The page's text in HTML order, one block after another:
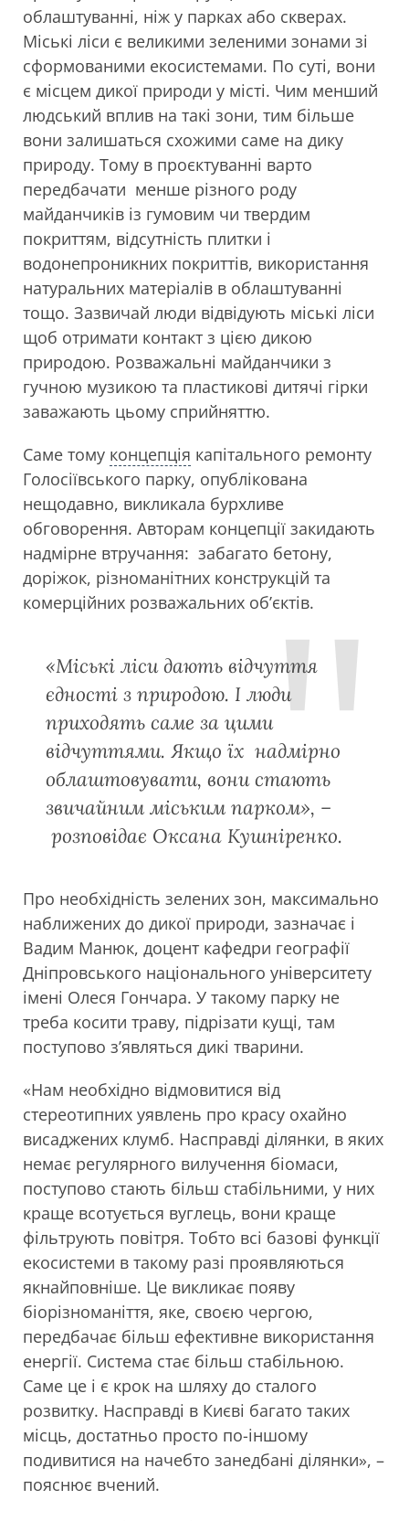
облаштуванні, ніж у парках або скверах.
Міські ліси є великими зеленими зонами зі
сформованими екосистемами. По суті, вони
є місцем дикої природи у місті. Чим менший
людський вплив на такі зони, тим більше
вони залишаться схожими саме на дику
природу. Тому в проєктуванні варто
передбачати менше різного роду
майданчиків із гумовим чи твердим
покриттям, відсутність плитки і
водонепроникних покриттів, використання
натуральних матеріалів в облаштуванні
тощо. Зазвичай люди відвідують міські ліси
щоб отримати контакт з цією дикою
природою. Розважальні майданчики з
гучною музикою та пластикові дитячі гірки
заважають цьому сприйняттю.
Саме тому концепція капітального ремонту
Голосіївського парку, опублікована
нещодавно, викликала бурхливе
обговорення. Авторам концепції закидають
надмірне втручання: забагато бетону,
доріжок, різноманітних конструкцій та
комерційних розважальних об’єктів.
«Міські ліси дають відчуття
єдності з природою. І люди
приходять саме за цими
відчуттями. Якщо їх надмірно
облаштовувати, вони стають
звичайним міським парком», –
розповідає Оксана Кушніренко.
Про необхідність зелених зон, максимально
наближених до дикої природи, зазначає і
Вадим Манюк, доцент кафедри географії
Дніпровського національного університету
імені Олеся Гончара. У такому парку не
треба косити траву, підрізати кущі, там
поступово з’являться дикі тварини.
«Нам необхідно відмовитися від
стереотипних уявлень про красу охайно
висаджених клумб. Насправді ділянки, в яких
немає регулярного вилучення біомаси,
поступово стають більш стабільними, у них
краще всотується вуглець, вони краще
фільтрують повітря. Тобто всі базові функції
екосистеми в такому разі проявляються
якнайповніше. Це викликає появу
біорізноманіття, яке, своєю чергою,
передбачає більш ефективне використання
енергії. Система стає більш стабільною.
Саме це і є крок на шляху до сталого
розвитку. Насправді в Києві багато таких
місць, достатньо просто по-іншому
подивитися на начебто занедбані ділянки», –
пояснює вчений.